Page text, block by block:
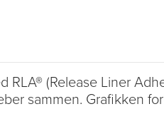
(Release Liner
sammen. Grafikken